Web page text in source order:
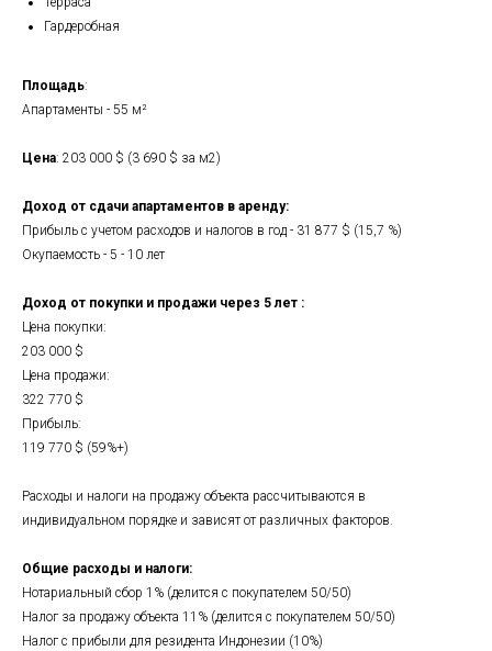
Гардеробная
Площадь:
Апартаменты - 55 м²
Цена: 203 000 $ (3 690 $ за м2)
Доход от сдачи апартаментов в аренду:
Прибыль с учетом расходов и налогов в год - 31 877 $ (15,7 %)
Окупаемость - 5 - 10 лет
Доход от покупки и продажи через 5 лет :
Цена покупки:
203 000 $
Цена продажи:
322 770 $
Прибыль:
119 770 $ (59%+)
Расходы и налоги на продажу объекта рассчитываются в
индивидуальном порядке и зависят от различных факторов.
Общие расходы и налоги:
Нотариальный сбор 1% (делится с покупателем 50/50)
Налог за продажу объекта 11% (делится с покупателем 50/50)
Налог с прибыли для резидента Индонезии (10%)